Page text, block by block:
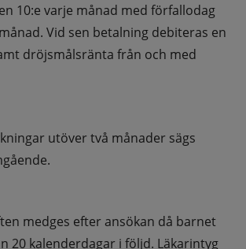
10:e varje månad med förfallodag
Vid sen betalning debiteras en
dröjsmålsränta från och med
utöver två månader sägs
medges efter ansökan då barnet
20 kalenderdagar i följd. Läkarintyg